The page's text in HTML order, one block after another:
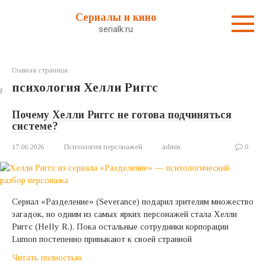
Сериалы и кино
serialk.ru
Главная страница
психология Хелли Риггс
Почему Хелли Риггс не готова подчиняться
системе?
17.06.2026 Психология персонажей admin 0
Сериал «Разделение» (Severance) подарил зрителям множество
загадок, но одним из самых ярких персонажей стала Хелли
Риггс (Helly R.). Пока остальные сотрудники корпорации
Lumon постепенно привыкают к своей странной
Читать полностью